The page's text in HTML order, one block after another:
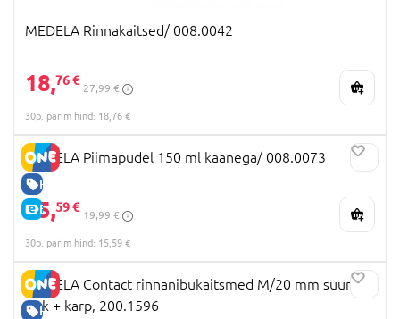
MEDELA Rinnakaitsed/ 008.0042
18,76 €
27,99 €
30p. parim hind: 18,76 €
HEA HIND
E-HIND
MEDELA Piimapudel 150 ml kaanega/ 008.0073
15,59 €
19,99 €
30p. parim hind: 15,59 €
HEA HIND
MEDELA Contact rinnanibukaitsmed M/20 mm suurus
2 tk + karp, 200.1596